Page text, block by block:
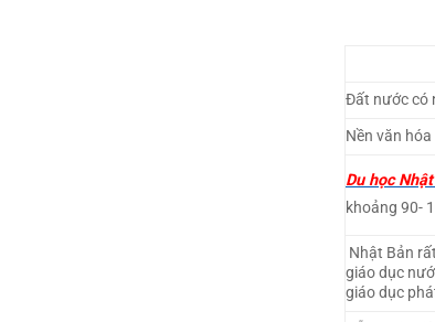
Đất nước có
Nền văn
Du học
khoảng 90-
Nhật Bản
giáo dục
giáo dục